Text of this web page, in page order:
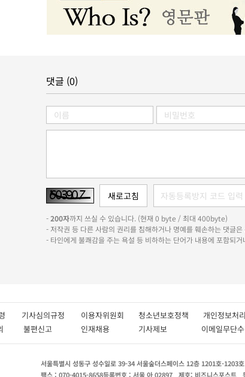
댓글 (0)
-200자까지 쓰실 수 있습니다. (현재 0 byte / 최대 400byte)
- 저작권 등 다른 사람의 권리를 침해하거나 명예를 훼손하는 댓글
- 타인에게 불쾌감을 주는 욕설 등 비하하는 단어가 내용에 포함되
령 기사심의규정 이용자위원회 청소년보호정책 개인정보
불편신고 인재채용 기사제보 이메일무단
서울특별시 성동구 성수일로 39-34 서울숲더스페이스 12층 1201호-1203호
팩스 : 070-4015-8658등록번호 : 서울 아 02897 제호: 비즈니스포스트